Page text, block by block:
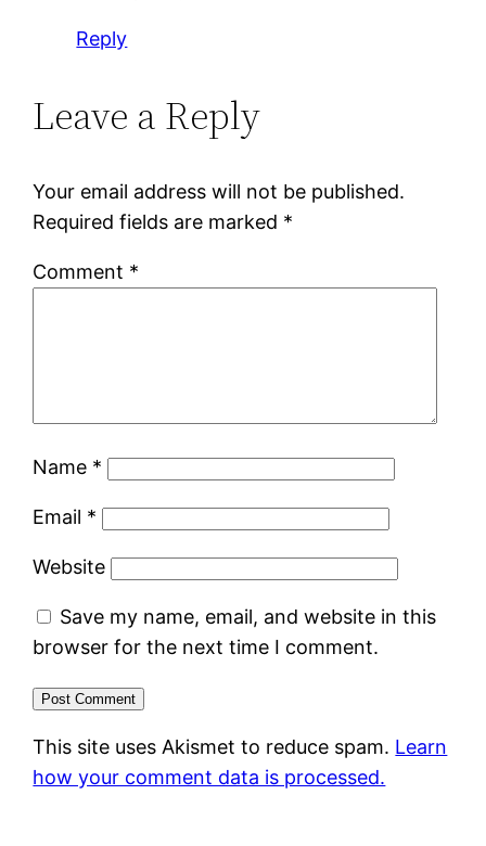
Reply
Leave a Reply
Your email address will not be published.
Required fields are marked *
Comment *
Name *
Email *
Website
Save my name, email, and website in this
browser for the next time I comment.
This site uses Akismet to reduce spam. Learn
how your comment data is processed.